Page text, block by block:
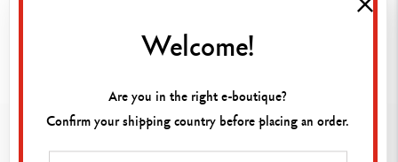
Welcome!
Are you in the right e-boutique?
Confirm your shipping country before placing an order.